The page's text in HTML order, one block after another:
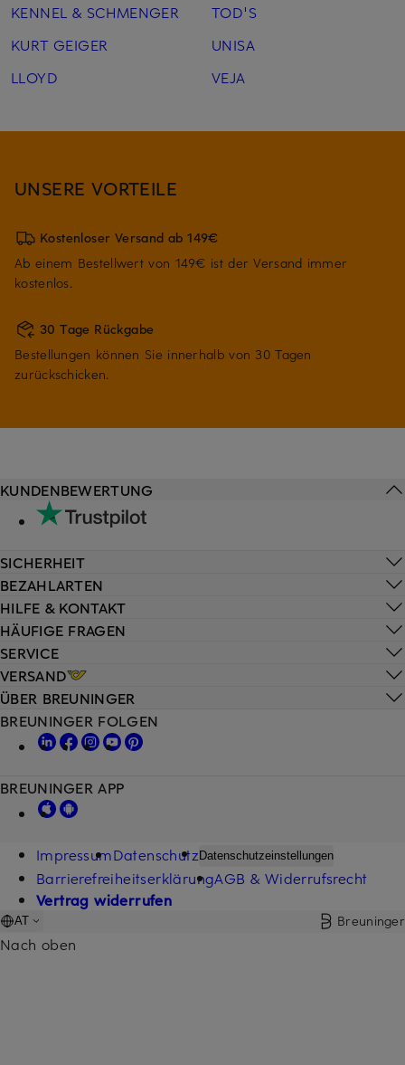
KENNEL & SCHMENGER
KURT GEIGER
LLOYD
TOD'S
UNISA
VEJA
UNSERE VORTEILE
Kostenloser Versand ab 149€
Ab einem Bestellwert von 149€ ist der Versand immer
kostenlos.
30 Tage Rückgabe
Bestellungen können Sie innerhalb von 30 Tagen
zurückschicken.
HILFE & KONTAKT
HÄUFIGE FRAGEN
SERVICE
VERSAND
KUNDENBEWERTUNG
SICHERHEIT
BEZAHLARTEN
ÜBER BREUNINGER
BREUNINGER FOLGEN
BREUNINGER APP
ImpressumDatenschutz Datenschutzeinstellungen
BarrierefreiheitserklärungAGB & Widerrufsrecht
Vertrag widerrufen
AT Breuninger
Nach oben